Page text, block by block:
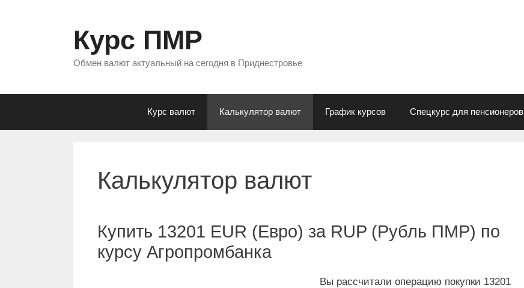
Курс ПМР
Обмен валют актуальный на сегодня в Приднестровье
Курс валют Калькулятор валют График курсов Спецкурс для пенсионеров
Калькулятор валют
Купить 13201 EUR (Евро) за RUP (Рубль ПМР) по
курсу Агропромбанка
Вы рассчитали операцию покупки 13201